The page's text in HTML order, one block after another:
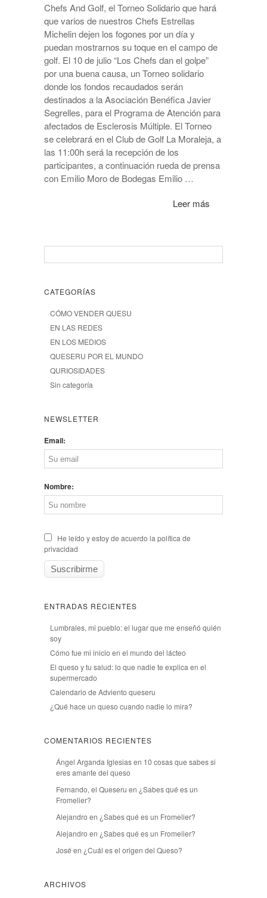
Chefs And Golf, el Torneo Solidario que hará
que varios de nuestros Chefs Estrellas
Michelin dejen los fogones por un día y
puedan mostrarnos su toque en el campo de
golf. El 10 de julio “Los Chefs dan el golpe”
por una buena causa, un Torneo solidario
donde los fondos recaudados serán
destinados a la Asociación Benéfica Javier
Segrelles, para el Programa de Atención para
afectados de Esclerosis Múltiple. El Torneo
se celebrará en el Club de Golf La Moraleja, a
las 11:00h será la recepción de los
participantes, a continuación rueda de prensa
con Emilio Moro de Bodegas Emilio …
Leer más
CATEGORÍAS
CÓMO VENDER QUESU
EN LAS REDES
EN LOS MEDIOS
QUESERU POR EL MUNDO
QURIOSIDADES
Sin categoría
NEWSLETTER
Email:
Nombre:
He leído y estoy de acuerdo la política de
privacidad
ENTRADAS RECIENTES
Lumbrales, mi pueblo: el lugar que me enseñó quién
soy
Cómo fue mi inicio en el mundo del lácteo
El queso y tu salud: lo que nadie te explica en el
supermercado
Calendario de Adviento queseru
¿Qué hace un queso cuando nadie lo mira?
COMENTARIOS RECIENTES
Ángel Arganda Iglesiasen 10 cosas que sabes si
eres amante del queso
Fernando, el Queseru en ¿Sabes qué es un
Fromelier?
Alejandro en ¿Sabes qué es un Fromelier?
Alejandro en ¿Sabes qué es un Fromelier?
José en ¿Cuál es el origen del Queso?
ARCHIVOS